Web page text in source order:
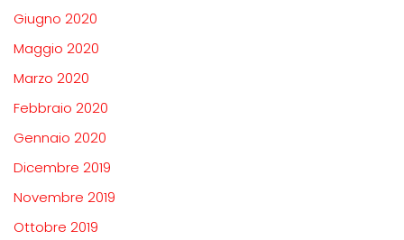
Giugno 2020
Maggio 2020
Marzo 2020
Febbraio 2020
Gennaio 2020
Dicembre 2019
Novembre 2019
Ottobre 2019